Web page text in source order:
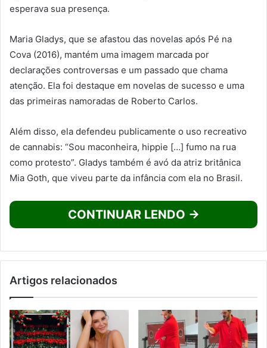
esperava sua presença.
Maria Gladys, que se afastou das novelas após Pé na
Cova (2016), mantém uma imagem marcada por
declarações controversas e um passado que chama
atenção. Ela foi destaque em novelas de sucesso e uma
das primeiras namoradas de Roberto Carlos.
Além disso, ela defendeu publicamente o uso recreativo
de cannabis: “Sou maconheira, hippie […] fumo na rua
como protesto”. Gladys também é avó da atriz britânica
Mia Goth, que viveu parte da infância com ela no Brasil.
CONTINUAR LENDO →
Artigos relacionados